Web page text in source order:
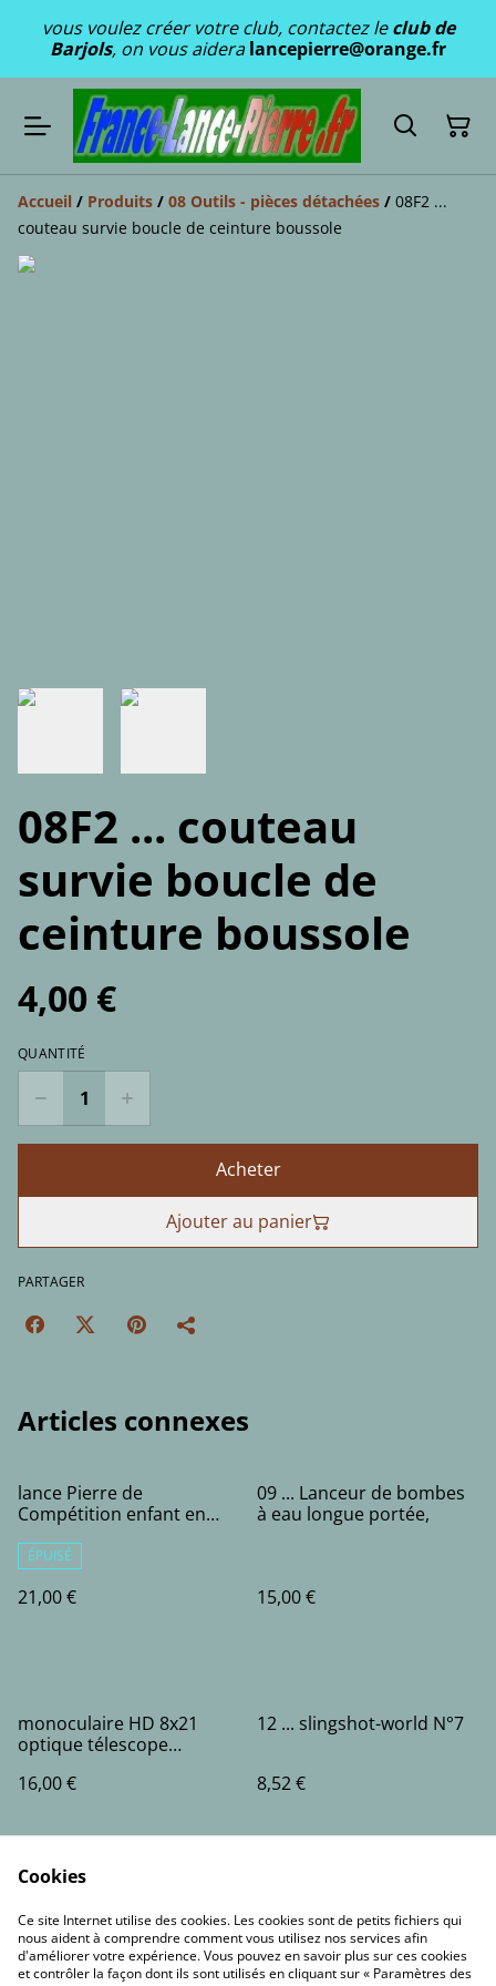
vous voulez créer votre club, contactez leclub de
Barjols, on vous aideralancepierre@orange.fr
Accueil / Produits / 08 Outils - pièces détachées / 08F2 ...
couteau survie boucle de ceinture boussole
08F2 ... couteau
survie boucle de
ceinture boussole
4,00 €
QUANTITÉ
Acheter
Ajouter au panier
PARTAGER
Articles connexes
lance Pierre de
Compétition enfant en
ÉPUISÉ
21,00 €
09 ... Lanceur de bombes
à eau longue portée,
15,00 €
monoculaire HD 8x21
optique télescope
nuit Randonnée Camping
16,00 €
12 ... slingshot-world N°7
8,52 €
Cookies
Ce site Internet utilise des cookies. Les cookies sont de petits fichiers qui
nous aident à comprendre comment vous utilisez nos services afin
d'améliorer votre expérience. Vous pouvez en savoir plus sur ces cookies
et contrôler la façon dont ils sont utilisés en cliquant sur « Paramètres des